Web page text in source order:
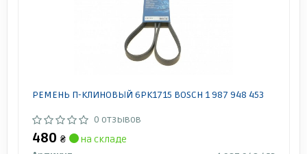
РЕМЕНЬ П-КЛИНОВЫЙ 6PK1715 BOSCH 1 987 948 453
0 отзывов
480 ₴
на складе